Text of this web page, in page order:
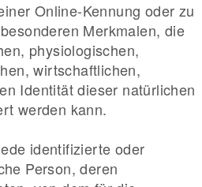
Online-Kennung oder zu
Merkmalen, die
physiologischen,
wirtschaftlichen,
Identität dieser natürlichen
werden kann.
identifizierte oder
Person, deren